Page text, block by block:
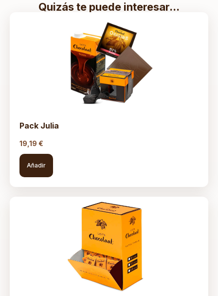
Quizás te puede interesar...
Pack Julia
19,19 €
Añadir